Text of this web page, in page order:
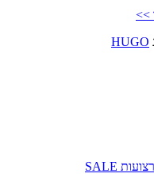
>>
HUGO
SALE